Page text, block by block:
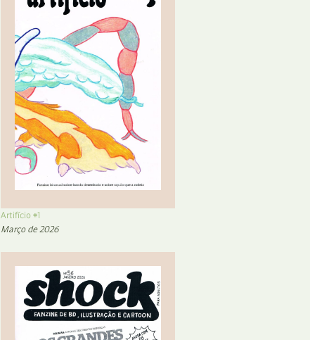
Artifício #1
Março de 2026